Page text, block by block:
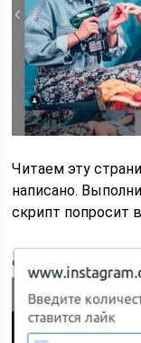
Читаем эту
написано.
скрипт попросит